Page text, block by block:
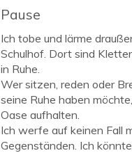
Pause
Ich tobe und lärme
Schulhof. Dort sind
in Ruhe.
Wer sitzen, reden oder
seine Ruhe haben
Oase aufhalten.
Ich werfe auf keinen Fall
Gegenständen. Ich